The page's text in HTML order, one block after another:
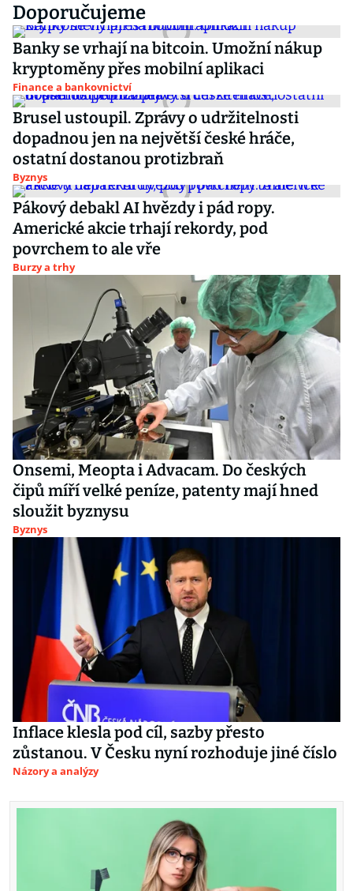
Doporučujeme
Banky se vrhají na bitcoin. Umožní nákup
kryptoměny přes mobilní aplikaci
Finance a bankovnictví
Brusel ustoupil. Zprávy o udržitelnosti
dopadnou jen na největší české hráče,
ostatní dostanou protizbraň
Byznys
Pákový debakl AI hvězdy i pád ropy.
Americké akcie trhají rekordy, pod
povrchem to ale vře
Burzy a trhy
Onsemi, Meopta i Advacam. Do českých
čipů míří velké peníze, patenty mají hned
sloužit byznysu
Byznys
Inflace klesla pod cíl, sazby přesto
zůstanou. V Česku nyní rozhoduje jiné číslo
Názory a analýzy